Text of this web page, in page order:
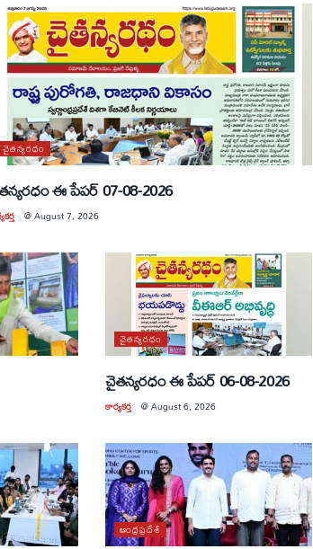
చైతన్యరధం
ఈ పేపర్ 07-08-2026
@August 7, 2026
చైతన్యరధం
చైతన్యరధం ఈ పేపర్ 06-08-2026
కార్యకర్త @August 6, 2026
ఆంధ్రప్రదేశ్